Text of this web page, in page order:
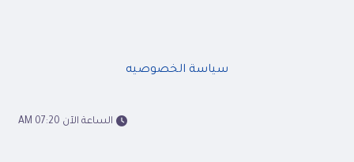
سياسة الخصوصيه
الساعة الآن 07:20 AM